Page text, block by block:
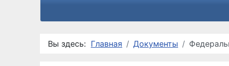
Вы здесь: Главная Документы